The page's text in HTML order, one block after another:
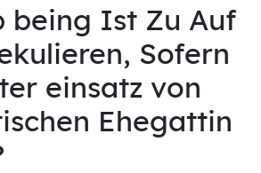
being Ist Zu Auf
Sofern
einsatz von
Ehegattin